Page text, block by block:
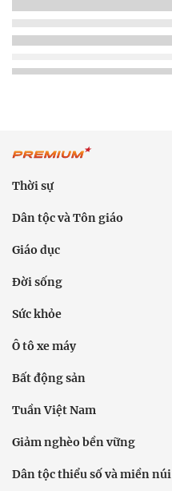
Thời sự
Dân tộc và Tôn giáo
Giáo dục
Đời sống
Sức khỏe
Ô tô xe máy
Bất động sản
Tuần Việt Nam
Giảm nghèo bền vững
Dân tộc thiểu số và miền núi